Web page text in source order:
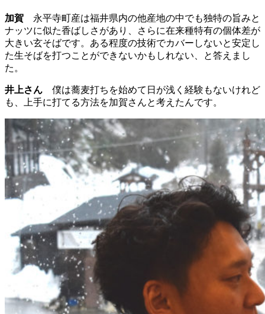
加賀 永平寺町産は福井県内の他産地の中でも独特の旨みと
ナッツに似た香ばしさがあり、さらに在来種特有の個体差が
大きい玄そばです。ある程度の技術でカバーしないと安定し
た生そばを打つことができないかもしれない、と答えまし
た。
井上さん 僕は蕎麦打ちを始めて日が浅く経験もないけれど
も、上手に打てる方法を加賀さんと考えたんです。